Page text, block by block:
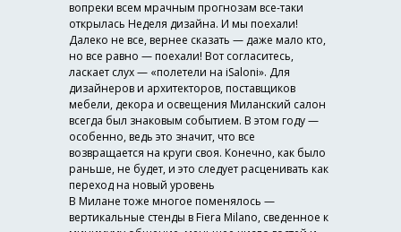
вопреки всем мрачным прогнозам все-таки
открылась Неделя дизайна. И мы поехали!
Далеко не все, вернее сказать — даже мало кто,
но все равно — поехали! Вот согласитесь,
ласкает слух — «полетели на iSaloni». Для
дизайнеров и архитекторов, поставщиков
мебели, декора и освещения Миланский салон
всегда был знаковым событием. В этом году —
особенно, ведь это значит, что все
возвращается на круги своя. Конечно, как было
раньше, не будет, и это следует расценивать как
переход на новый уровень
В Милане тоже многое поменялось —
вертикальные стенды в Fiera Milano, сведенное к